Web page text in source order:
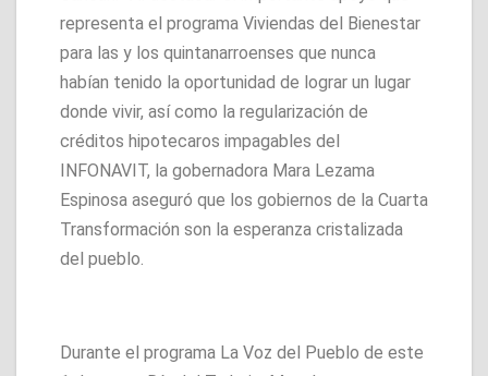
representa el programa Viviendas del Bienestar
para las y los quintanarroenses que nunca
habían tenido la oportunidad de lograr un lugar
donde vivir, así como la regularización de
créditos hipotecaros impagables del
INFONAVIT, la gobernadora Mara Lezama
Espinosa aseguró que los gobiernos de la Cuarta
Transformación son la esperanza cristalizada
del pueblo.
Durante el programa La Voz del Pueblo de este